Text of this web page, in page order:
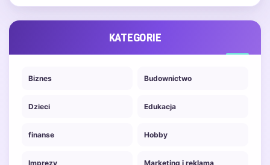
KATEGORIE
Biznes Budownictwo
Dzieci Edukacja
finanse Hobby
Imprezy Marketing i reklama